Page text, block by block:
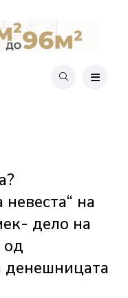
на
дело на
од
денешницата